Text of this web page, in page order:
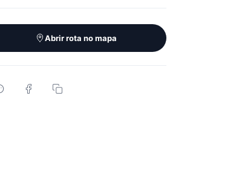
Abrir rota no mapa